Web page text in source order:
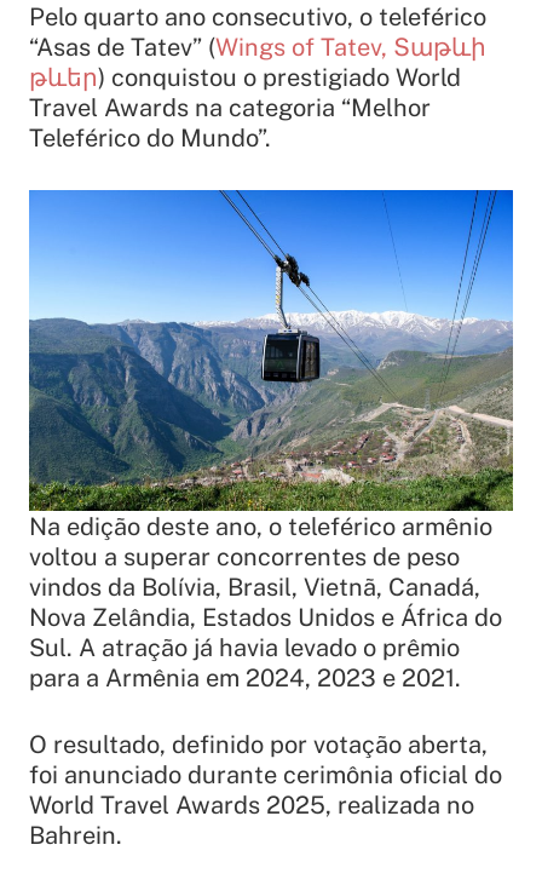
Pelo quarto ano consecutivo, o teleférico
“Asas de Tatev” (Wings of Tatev, Տաթևի
թևեր) conquistou o prestigiado World
Travel Awards na categoria “Melhor
Teleférico do Mundo”.
Na edição deste ano, o teleférico armênio
voltou a superar concorrentes de peso
vindos da Bolívia, Brasil, Vietnã, Canadá,
Nova Zelândia, Estados Unidos e África do
Sul. A atração já havia levado o prêmio
para a Armênia em 2024, 2023 e 2021.
O resultado, definido por votação aberta,
foi anunciado durante cerimônia oficial do
World Travel Awards 2025, realizada no
Bahrein.